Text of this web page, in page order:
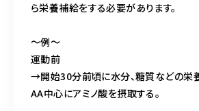
ら栄養補給をする必要があります。
〜例〜
運動前
→開始30分前頃に水分、糖質などの栄
AA中心にアミノ酸を摂取する。